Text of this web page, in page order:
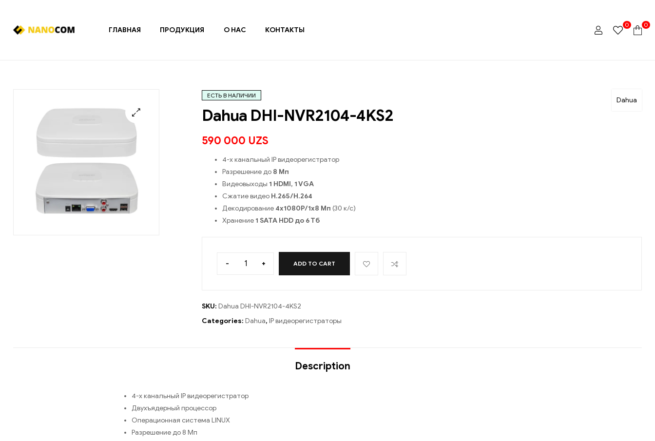
ГЛАВНАЯ ПРОДУКЦИЯ О НАС КОНТАКТЫ
0 0
🔍
Dahua
ЕСТЬ В НАЛИЧИИ
Dahua DHI-NVR2104-4KS2
590 000 UZS
4-х канальный IP видеорегистратор
Разрешение до 8 Мп
Видеовыходы 1 HDMI, 1 VGA
Сжатие видео H.265/H.264
Декодирование 4х1080Р/1х8 Мп (30 к/с)
Хранение 1 SATA HDD до 6 Тб
- + ADD TO CART
SKU: Dahua DHI-NVR2104-4KS2
Categories: Dahua, IP видеорегистраторы
Description
4-х канальный IP видеорегистратор
Двухъядерный процессор
Операционная система LINUX
Разрешение до 8 Мп